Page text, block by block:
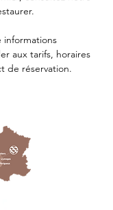
informations
aux tarifs, horaires
de réservation.